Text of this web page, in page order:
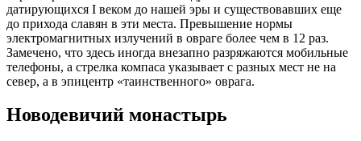
датирующихся I веком до нашей эры и существовавших еще
до прихода славян в эти места. Превышение нормы
электромагнитных излучений в овраге более чем в 12 раз.
Замечено, что здесь иногда внезапно разряжаются мобильные
телефоны, а стрелка компаса указывает с разных мест не на
север, а в эпицентр «таинственного» оврага.
Новодевичий монастырь